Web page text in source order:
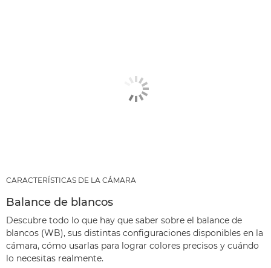
CARACTERÍSTICAS DE LA CÁMARA
Balance de blancos
Descubre todo lo que hay que saber sobre el balance de
blancos (WB), sus distintas configuraciones disponibles en la
cámara, cómo usarlas para lograr colores precisos y cuándo
lo necesitas realmente.